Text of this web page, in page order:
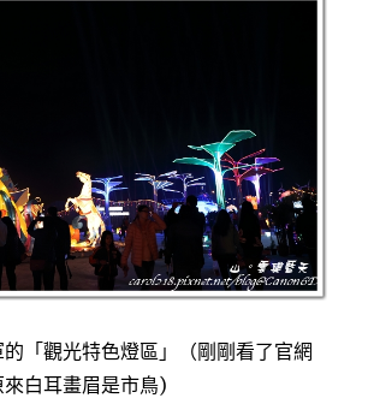
「觀光特色燈區」（剛剛看了官網
白耳畫眉是市鳥)